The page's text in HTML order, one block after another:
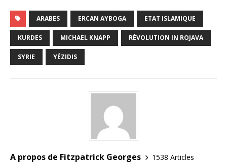
ARABES ERCAN AYBOGA ETAT ISLAMIQUE
KURDES MICHAEL KNAPP RÉVOLUTION IN ROJAVA
SYRIE YÉZIDIS
A propos de Fitzpatrick Georges
1538 Articles